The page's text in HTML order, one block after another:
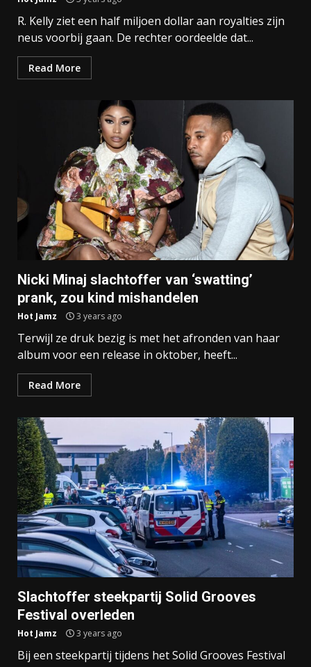
R. Kelly ziet een half miljoen dollar aan royalties zijn
neus voorbij gaan. De rechter oordeelde dat...
Read More
Nicki Minaj slachtoffer van ‘swatting’
prank, zou kind mishandelen
Hot Jamz 3 years ago
Terwijl ze druk bezig is met het afronden van haar
album voor een release in oktober, heeft...
Read More
Slachtoffer steekpartij Solid Grooves
Festival overleden
Hot Jamz 3 years ago
Bij een steekpartij tijdens het Solid Grooves Festival